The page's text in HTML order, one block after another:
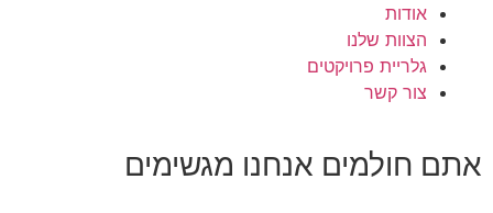
אודות
הצוות שלנו
גלריית פרויקטים
צור קשר
חולמים אנחנו מגשימים